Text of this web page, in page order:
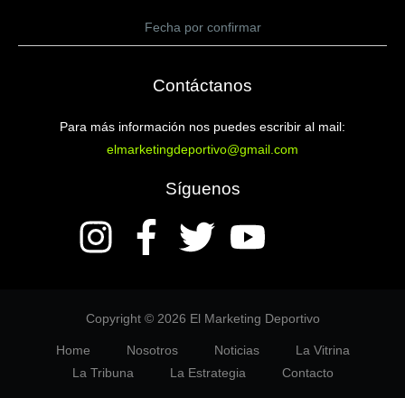
Fecha por confirmar
Contáctanos
Para más información nos puedes escribir al mail:
elmarketingdeportivo@gmail.com
Síguenos
Copyright © 2026 El Marketing Deportivo
Home Nosotros Noticias
La Vitrina
La Tribuna
La Estrategia Contacto